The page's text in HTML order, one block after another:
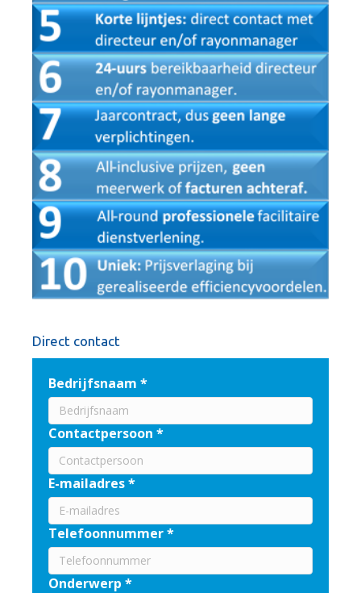
Direct contact
Bedrijfsnaam *
Contactpersoon *
E-mailadres*
Telefoonnummer*
Onderwerp *